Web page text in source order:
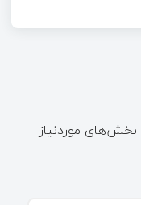
بخش‌های موردنیاز